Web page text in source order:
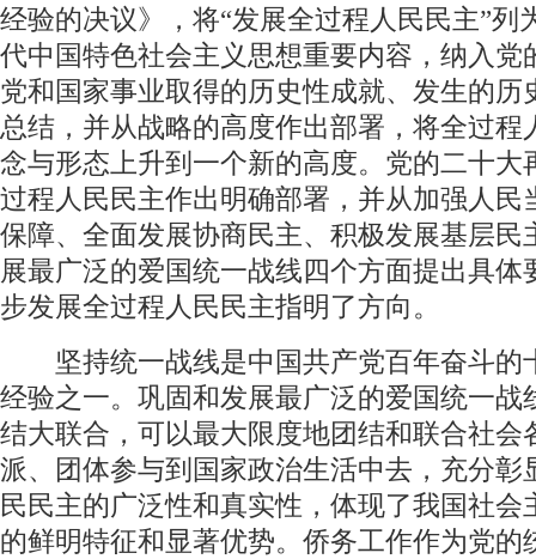
经验的决议》，将“发展全过程人民民主”列
代中国特色社会主义思想重要内容，纳入党
党和国家事业取得的历史性成就、发生的历
总结，并从战略的高度作出部署，将全过程
念与形态上升到一个新的高度。党的二十大
过程人民民主作出明确部署，并从加强人民
保障、全面发展协商民主、积极发展基层民
展最广泛的爱国统一战线四个方面提出具体
步发展全过程人民民主指明了方向。
坚持统一战线是中国共产党百年奋斗的
经验之一。巩固和发展最广泛的爱国统一战
结大联合，可以最大限度地团结和联合社会
派、团体参与到国家政治生活中去，充分彰
民民主的广泛性和真实性，体现了我国社会
的鲜明特征和显著优势。侨务工作作为党的